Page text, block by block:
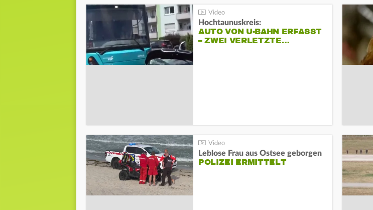
Hochtaunuskreis:
AUTO VON U-BAHN ERFASST
– ZWEI VERLETZTE…
Leblose Frau aus Ostsee geborgen
POLIZEI ERMITTELT